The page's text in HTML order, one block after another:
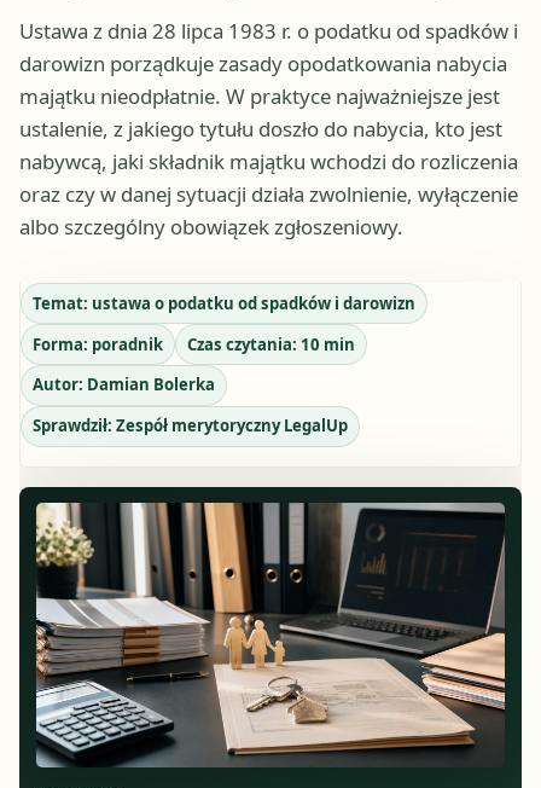
Ustawa z dnia 28 lipca 1983 r. o podatku od spadków i
darowizn porządkuje zasady opodatkowania nabycia
majątku nieodpłatnie. W praktyce najważniejsze jest
ustalenie, z jakiego tytułu doszło do nabycia, kto jest
nabywcą, jaki składnik majątku wchodzi do rozliczenia
oraz czy w danej sytuacji działa zwolnienie, wyłączenie
albo szczególny obowiązek zgłoszeniowy.
Temat: ustawa o podatku od spadków i darowizn
Forma: poradnik Czas czytania: 10 min
Autor: Damian Bolerka
Sprawdził: Zespół merytoryczny LegalUp